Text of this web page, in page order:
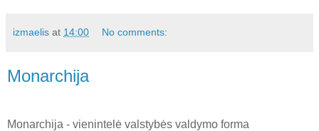
izmaelis at 14:00 No comments:
Monarchija
Monarchija - vienintelė valstybės valdymo forma